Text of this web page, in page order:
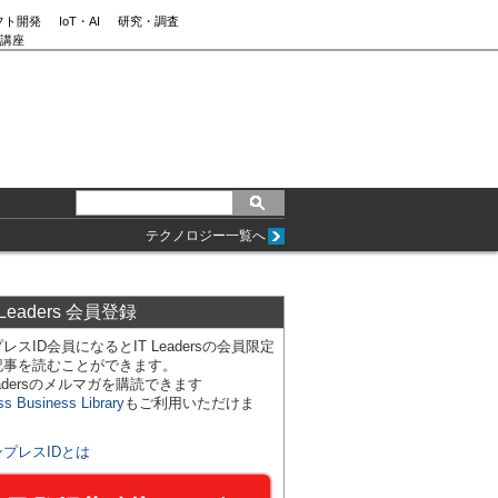
ト開発 IoT・AI
研究・調査
座
テクノロジー一覧へ
会員登録
スID会員になるとIT Leadersの会員限定
を読むことができます。
のメルマガを購読できます
Business Libraryもご利用いただけま
プレスIDとは